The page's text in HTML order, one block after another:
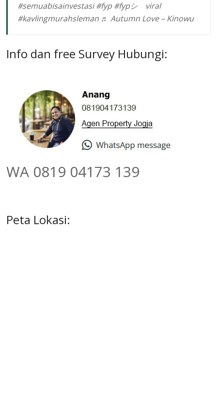
#semuabisainvestasi #fyp #fypシ゚viral
#kavlingmurahsleman ♬ Autumn Love – Kinowu
Info dan free Survey Hubungi:
WA 0819 04173 139
Peta Lokasi: